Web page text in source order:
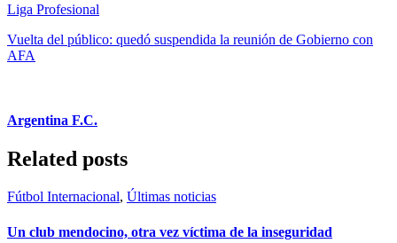
Liga Profesional
Vuelta del público: quedó suspendida la reunión de Gobierno con
AFA
Argentina F.C.
Related posts
Fútbol Internacional, Últimas noticias
Un club mendocino, otra vez víctima de la inseguridad